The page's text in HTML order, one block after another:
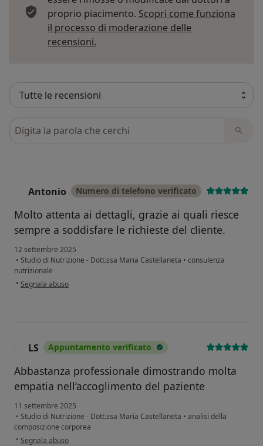
proprio piacimento. Scopri come funziona
il processo di moderazione delle
recensioni.
Cerca nelle recensioni
Antonio Numero di telefono verificato
Molto attenta ai dettagli, grazie ai quali riesce
sempre a soddisfare le richieste del cliente.
12 settembre 2025
• Studio di Nutrizione - Dott.ssa Maria Castellaneta • consulenza
nutrizionale
• secondo l'opinione dell'utente Antonio
Segnala abuso
LS Appuntamento verificato
Abbastanza professionale dimostrando molta
empatia nell‘accoglimento del paziente
11 settembre 2025
• Studio di Nutrizione - Dott.ssa Maria Castellaneta • analisi della
composizione corporea
• secondo l'opinione dell'utente LS
Segnala abuso